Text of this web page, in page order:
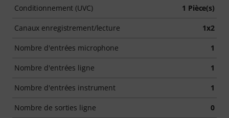
Conditionnement (UVC) 1 Pièce(s)
Canaux enregistrement/lecture 1x2
Nombre d'entrées microphone 1
Nombre d'entrées ligne 1
Nombre d'entrées instrument 1
Nombre de sorties ligne 0